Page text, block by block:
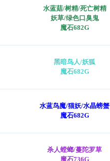
水蓝菇/树精/死亡树精
妖草/绿色口臭鬼
魔石682G
黑暗鸟人/妖狐
魔石682G
水蓝鸟魔/猫妖/水晶螃蟹
魔石682G
杀人螳螂/蔓陀罗草
魔石736G